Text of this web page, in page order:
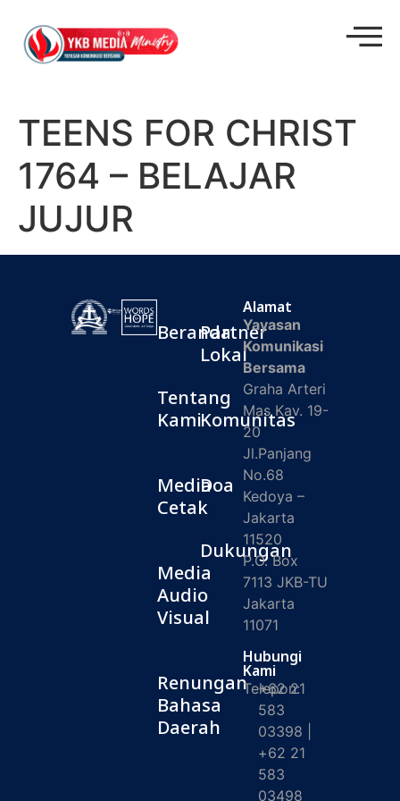
TEENS FOR CHRIST
1764 – BELAJAR
JUJUR
Beranda
Tentang
Kami
Media
Cetak
Media
Audio
Visual
Renungan
Bahasa
Daerah
Partner
Lokal
Komunitas
Doa
Dukungan
Alamat
Yayasan
Komunikasi
Bersama
Graha Arteri
Mas Kav. 19-
20
Jl.Panjang
No.68
Kedoya –
Jakarta
11520
P.O. Box
7113 JKB-TU
Jakarta
11071
Hubungi
Kami
Telepon:
+62 21
583
03398 |
+62 21
583
03498